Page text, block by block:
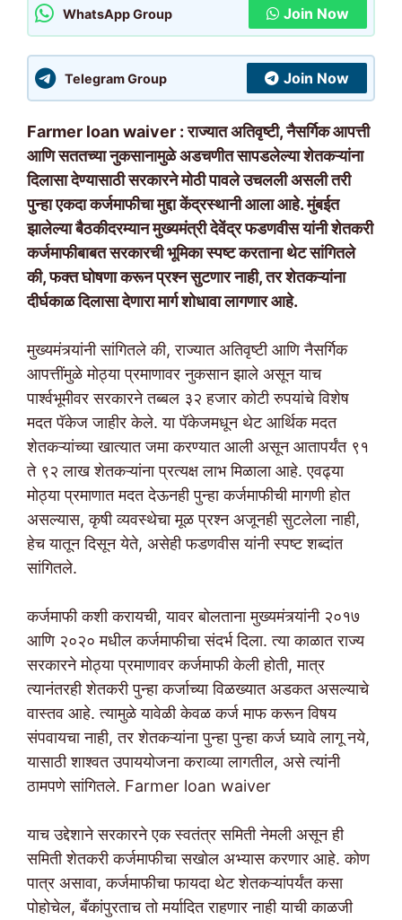
WhatsApp Group Join Now
Telegram Group Join Now
Farmer loan waiver : राज्यात अतिवृष्टी, नैसर्गिक आपत्ती
आणि सततच्या नुकसानामुळे अडचणीत सापडलेल्या शेतकऱ्यांना
दिलासा देण्यासाठी सरकारने मोठी पावले उचलली असली तरी
पुन्हा एकदा कर्जमाफीचा मुद्दा केंद्रस्थानी आला आहे. मुंबईत
झालेल्या बैठकीदरम्यान मुख्यमंत्री देवेंद्र फडणवीस यांनी शेतकरी
कर्जमाफीबाबत सरकारची भूमिका स्पष्ट करताना थेट सांगितले
की, फक्त घोषणा करून प्रश्न सुटणार नाही, तर शेतकऱ्यांना
दीर्घकाळ दिलासा देणारा मार्ग शोधावा लागणार आहे.
मुख्यमंत्र्यांनी सांगितले की, राज्यात अतिवृष्टी आणि नैसर्गिक
आपत्तींमुळे मोठ्या प्रमाणावर नुकसान झाले असून याच
पार्श्वभूमीवर सरकारने तब्बल ३२ हजार कोटी रुपयांचे विशेष
मदत पॅकेज जाहीर केले. या पॅकेजमधून थेट आर्थिक मदत
शेतकऱ्यांच्या खात्यात जमा करण्यात आली असून आतापर्यंत ९१
ते ९२ लाख शेतकऱ्यांना प्रत्यक्ष लाभ मिळाला आहे. एवढ्या
मोठ्या प्रमाणात मदत देऊनही पुन्हा कर्जमाफीची मागणी होत
असल्यास, कृषी व्यवस्थेचा मूळ प्रश्न अजूनही सुटलेला नाही,
हेच यातून दिसून येते, असेही फडणवीस यांनी स्पष्ट शब्दांत
सांगितले.
कर्जमाफी कशी करायची, यावर बोलताना मुख्यमंत्र्यांनी २०१७
आणि २०२० मधील कर्जमाफीचा संदर्भ दिला. त्या काळात राज्य
सरकारने मोठ्या प्रमाणावर कर्जमाफी केली होती, मात्र
त्यानंतरही शेतकरी पुन्हा कर्जाच्या विळख्यात अडकत असल्याचे
वास्तव आहे. त्यामुळे यावेळी केवळ कर्ज माफ करून विषय
संपवायचा नाही, तर शेतकऱ्यांना पुन्हा पुन्हा कर्ज घ्यावे लागू नये,
यासाठी शाश्वत उपाययोजना कराव्या लागतील, असे त्यांनी
ठामपणे सांगितले. Farmer loan waiver
याच उद्देशाने सरकारने एक स्वतंत्र समिती नेमली असून ही
समिती शेतकरी कर्जमाफीचा सखोल अभ्यास करणार आहे. कोण
पात्र असावा, कर्जमाफीचा फायदा थेट शेतकऱ्यांपर्यंत कसा
पोहोचेल, बँकांपुरताच तो मर्यादित राहणार नाही याची काळजी